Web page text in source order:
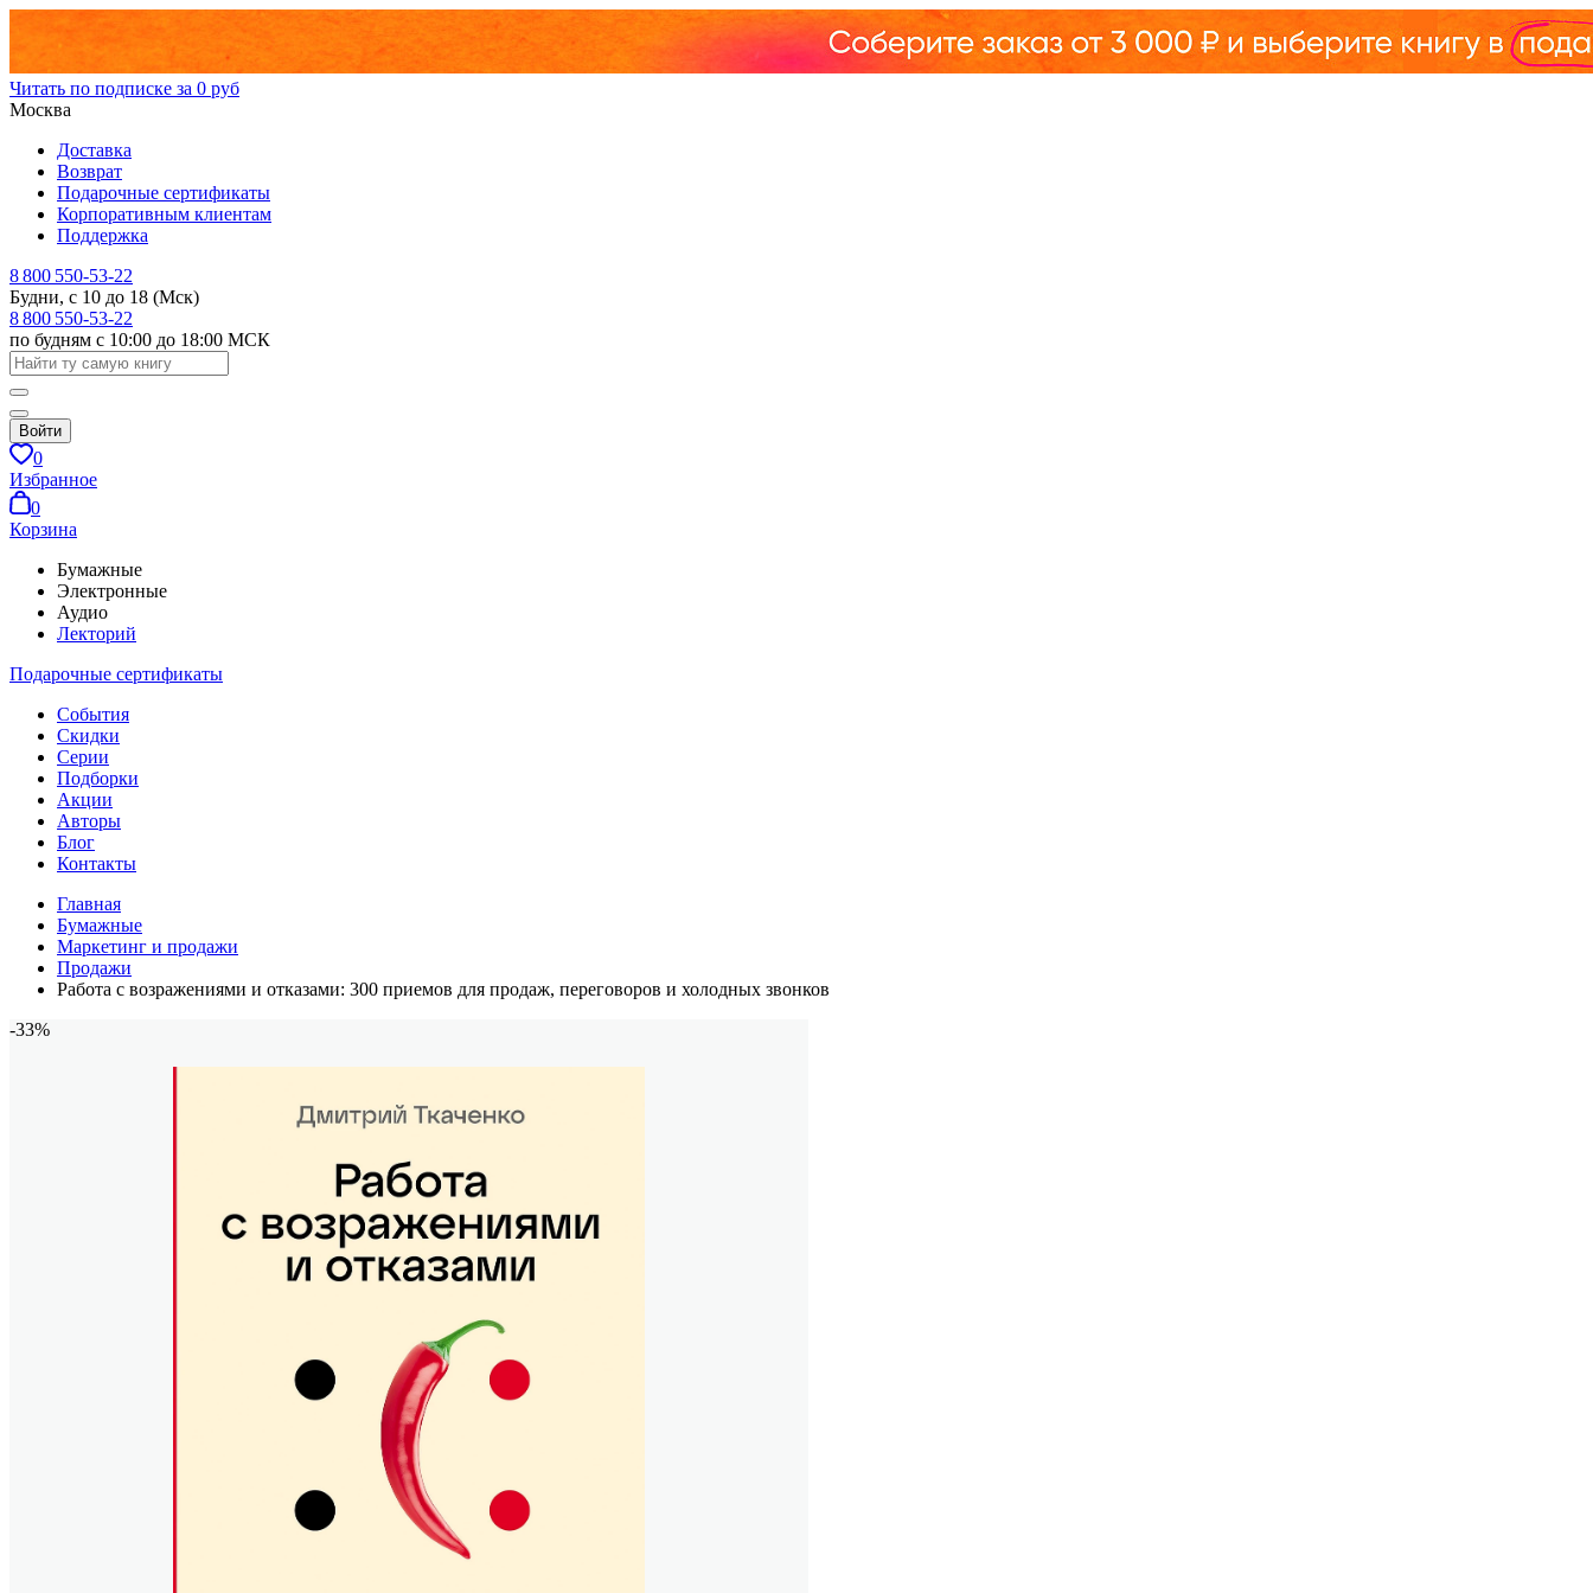
Читать по подписке за 0 руб
Москва
Доставка
Возврат
Подарочные сертификаты
Корпоративным клиентам
Поддержка
8 800 550-53-22
Будни, с 10 до 18 (Мск)
8 800 550-53-22
по будням с 10:00 до 18:00 МСК
Войти
0
Избранное
0
Корзина
Бумажные
Электронные
Аудио
Лекторий
Подарочные сертификаты
События
Скидки
Серии
Подборки
Акции
Авторы
Блог
Контакты
Главная
Бумажные
Маркетинг и продажи
Продажи
Работа с возражениями и отказами: 300 приемов для продаж, переговоров и холодных звонков
-33%